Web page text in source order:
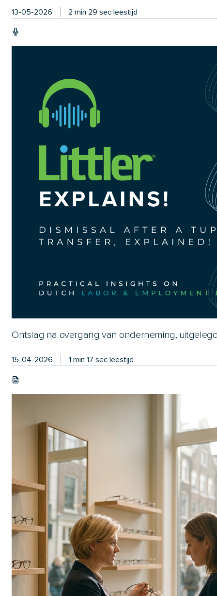
13-05-2026 2 min 29 sec leestijd
Ontslag na overgang van onderneming,
15-04-2026 1 min 17 sec leestijd